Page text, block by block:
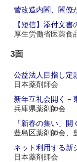
菅改造内閣、閣僚
【短信】添付文
厚生労働省医薬食
3面
公益法人目指し定
日本薬剤師会
新年互礼会開く－
兵庫県薬剤師会
「新春の集い」
豊島区薬剤師会、
ネット利用する新
日本薬剤師会